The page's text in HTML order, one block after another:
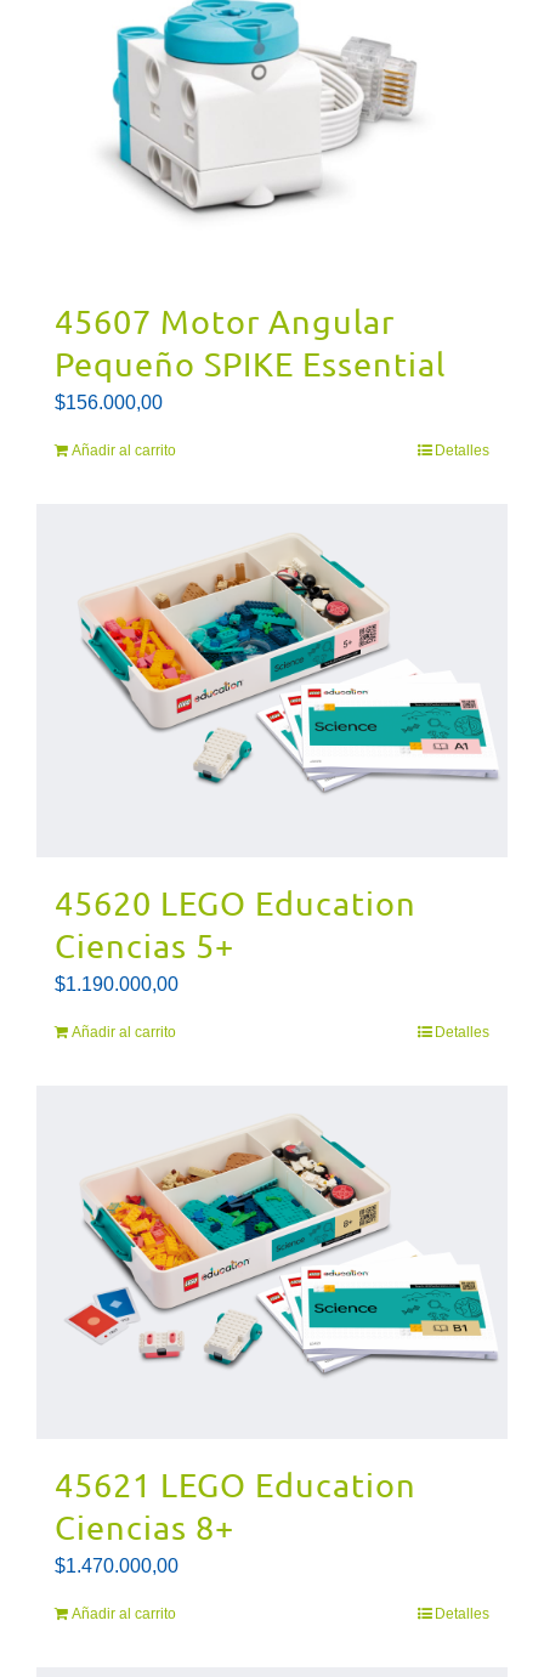
45607 Motor Angular
Pequeño SPIKE Essential
$156.000,00
Añadir al carrito Detalles
45620 LEGO Education
Ciencias 5+
$1.190.000,00
Añadir al carrito Detalles
45621 LEGO Education
Ciencias 8+
$1.470.000,00
Añadir al carrito Detalles